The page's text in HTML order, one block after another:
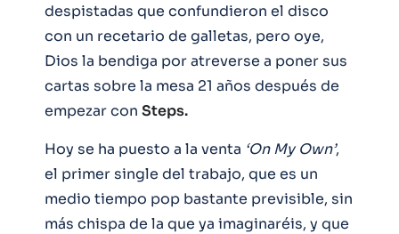
despistadas que confundieron el disco
con un recetario de galletas, pero oye,
Dios la bendiga por atreverse a poner sus
cartas sobre la mesa 21 años después de
empezar con Steps.
Hoy se ha puesto a la venta ‘On My Own’,
el primer single del trabajo, que es un
medio tiempo pop bastante previsible, sin
más chispa de la que ya imaginaréis, y que